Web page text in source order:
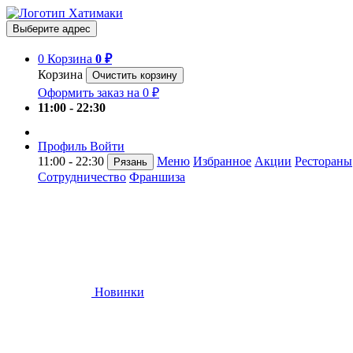
Выберите адрес
0 Корзина 0 ₽
Корзина
Очистить корзину
Оформить заказ на 0 ₽
11:00 - 22:30
Профиль Войти
11:00 - 22:30
Рязань Меню Избранное Акции Рестораны
Сотрудничество Франшиза
Новинки